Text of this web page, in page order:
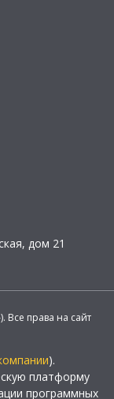
дом 21
Все права на сайт
).
платформу
программных